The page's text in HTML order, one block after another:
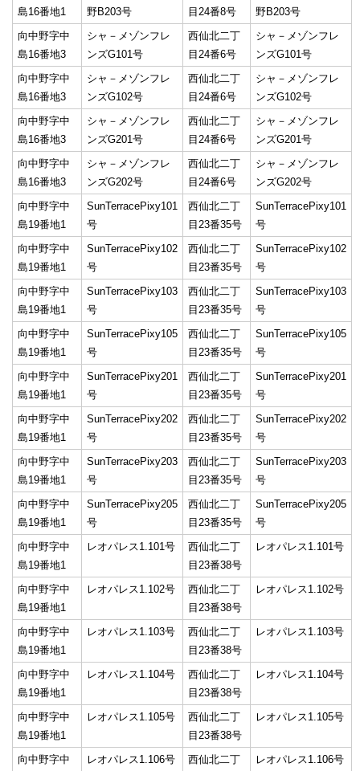
島16番地1
野B203号
目24番8号
野B203号
向中野字中
島16番地3
シャ－メゾンフレ
ンズG101号
西仙北二丁
目24番6号
シャ－メゾンフレ
ンズG101号
向中野字中
島16番地3
シャ－メゾンフレ
ンズG102号
西仙北二丁
目24番6号
シャ－メゾンフレ
ンズG102号
向中野字中
島16番地3
シャ－メゾンフレ
ンズG201号
西仙北二丁
目24番6号
シャ－メゾンフレ
ンズG201号
向中野字中
島16番地3
シャ－メゾンフレ
ンズG202号
西仙北二丁
目24番6号
シャ－メゾンフレ
ンズG202号
向中野字中
島19番地1
SunTerracePixy101
号
西仙北二丁
目23番35号
SunTerracePixy101
号
向中野字中
島19番地1
SunTerracePixy102
号
西仙北二丁
目23番35号
SunTerracePixy102
号
向中野字中
島19番地1
SunTerracePixy103
号
西仙北二丁
目23番35号
SunTerracePixy103
号
向中野字中
島19番地1
SunTerracePixy105
号
西仙北二丁
目23番35号
SunTerracePixy105
号
向中野字中
島19番地1
SunTerracePixy201
号
西仙北二丁
目23番35号
SunTerracePixy201
号
向中野字中
島19番地1
SunTerracePixy202
号
西仙北二丁
目23番35号
SunTerracePixy202
号
向中野字中
島19番地1
SunTerracePixy203
号
西仙北二丁
目23番35号
SunTerracePixy203
号
向中野字中
島19番地1
SunTerracePixy205
号
西仙北二丁
目23番35号
SunTerracePixy205
号
向中野字中
島19番地1
レオパレス1.101号
西仙北二丁
目23番38号
レオパレス1.101号
向中野字中
島19番地1
レオパレス1.102号
西仙北二丁
目23番38号
レオパレス1.102号
向中野字中
島19番地1
レオパレス1.103号
西仙北二丁
目23番38号
レオパレス1.103号
向中野字中
島19番地1
レオパレス1.104号
西仙北二丁
目23番38号
レオパレス1.104号
向中野字中
島19番地1
レオパレス1.105号
西仙北二丁
目23番38号
レオパレス1.105号
向中野字中 レオパレス1.106号 西仙北二丁 レオパレス1.106号